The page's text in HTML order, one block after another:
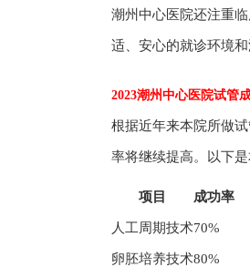
潮州中心医院还注重
适、安心的就诊环境
2023潮州中心医院试管
根据近年来本院所做
率将继续提高。以下
项目 成功率
人工周期技术70%
卵胚培养技术80%